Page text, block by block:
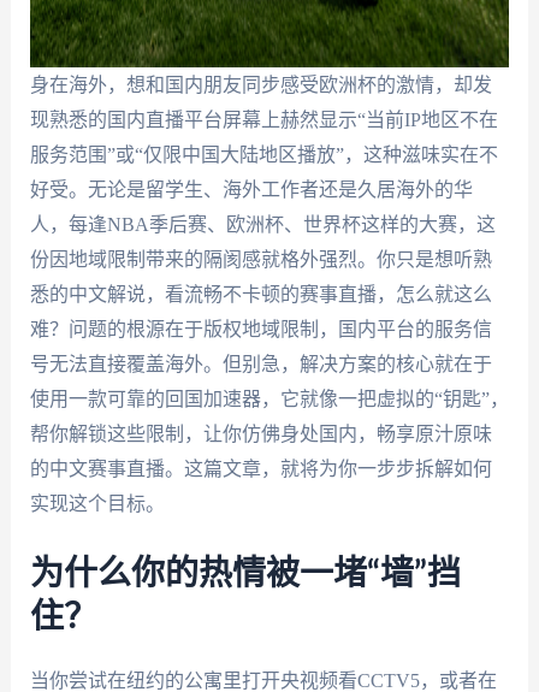
身在海外，想和国内朋友同步感受欧洲杯的激情，却发
现熟悉的国内直播平台屏幕上赫然显示“当前IP地区不在
服务范围”或“仅限中国大陆地区播放”，这种滋味实在不
好受。无论是留学生、海外工作者还是久居海外的华
人，每逢NBA季后赛、欧洲杯、世界杯这样的大赛，这
份因地域限制带来的隔阂感就格外强烈。你只是想听熟
悉的中文解说，看流畅不卡顿的赛事直播，怎么就这么
难？问题的根源在于版权地域限制，国内平台的服务信
号无法直接覆盖海外。但别急，解决方案的核心就在于
使用一款可靠的回国加速器，它就像一把虚拟的“钥匙”，
帮你解锁这些限制，让你仿佛身处国内，畅享原汁原味
的中文赛事直播。这篇文章，就将为你一步步拆解如何
实现这个目标。
为什么你的热情被一堵“墙”挡
住？
当你尝试在纽约的公寓里打开央视频看CCTV5，或者在